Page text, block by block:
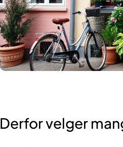
Derfor velger